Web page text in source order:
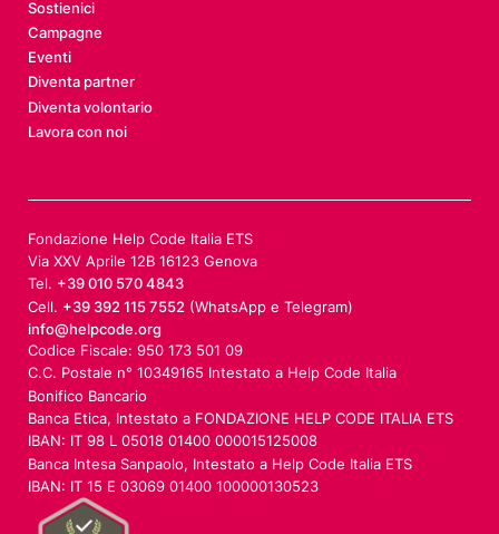
Sostienici
Campagne
Eventi
Diventa partner
Diventa volontario
Lavora con noi
Fondazione Help Code Italia ETS
Via XXV Aprile 12B 16123 Genova
Tel. +39 010 570 4843
Cell. +39 392 115 7552 (WhatsApp e Telegram)
info@helpcode.org
Codice Fiscale: 950 173 501 09
C.C. Postale n° 10349165 Intestato a Help Code Italia
Bonifico Bancario
Banca Etica, Intestato a FONDAZIONE HELP CODE ITALIA ETS
IBAN: IT 98 L 05018 01400 000015125008
Banca Intesa Sanpaolo, Intestato a Help Code Italia ETS
IBAN: IT 15 E 03069 01400 100000130523